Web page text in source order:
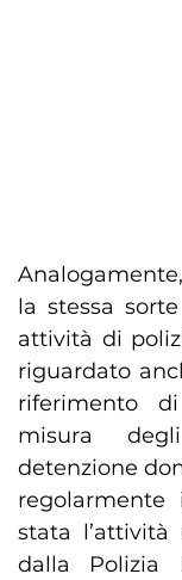
la stessa
attività di
riguardato
riferimento
misura
detenzione
stata
dalla Polizia